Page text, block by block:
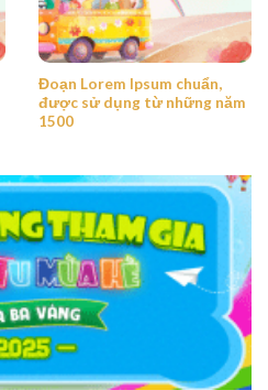
Đoạn Lorem Ipsum chuẩn,
được sử dụng từ những năm
1500